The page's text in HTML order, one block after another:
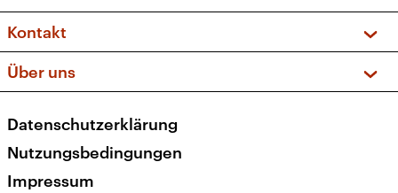
Kakadu – Das Kinderprogramm
Frequenzen (UKW + DAB+)
FAQ
Apps
Newsletter
Veranstaltungen
Kontakt
Social Media
Über uns
Presse
Karriere
Datenschutzerklärung
Nutzungsbedingungen
Impressum